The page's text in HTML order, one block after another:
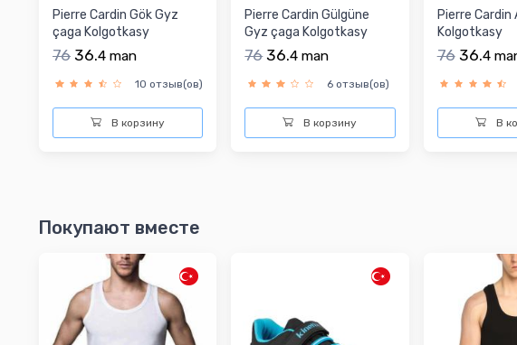
Pierre Cardin Gök Gyz
çaga Kolgotkasy
76 36.4 man
10 отзыв(ов)
В корзину
Pierre Cardin Gülgüne
Gyz çaga Kolgotkasy
76 36.4 man
6 отзыв(ов)
В корзину
Pierre Cardin
Kolgotkasy
76 36.4
В
Покупают вместе